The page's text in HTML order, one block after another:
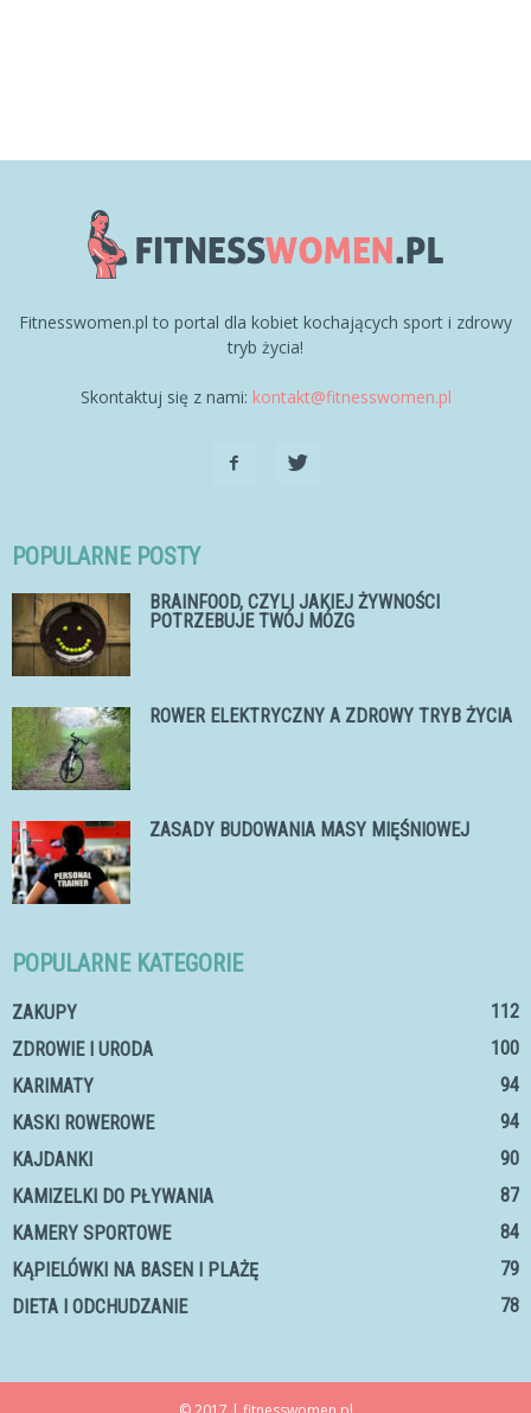
Fitnesswomen.pl to portal dla kobiet kochających sport i zdrowy
tryb życia!
Skontaktuj się z nami: kontakt@fitnesswomen.pl
POPULARNE POSTY
BRAINFOOD, CZYLI JAKIEJ ŻYWNOŚCI
POTRZEBUJE TWÓJ MÓZG
ROWER ELEKTRYCZNY A ZDROWY TRYB ŻYCIA
ZASADY BUDOWANIA MASY MIĘŚNIOWEJ
POPULARNE KATEGORIE
ZAKUPY
112
ZDROWIE I URODA
100
KARIMATY
94
KASKI ROWEROWE
94
KAJDANKI
90
KAMIZELKI DO PŁYWANIA
87
KAMERY SPORTOWE
84
KĄPIELÓWKI NA BASEN I PLAŻĘ
79
DIETA I ODCHUDZANIE
78